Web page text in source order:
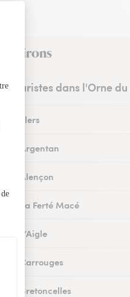
fleuristes dans l'Orne
à Flers
à Argentan
à Alençon
à La Ferté Macé
à L’Aigle
à Carrouges
à Bretoncelles